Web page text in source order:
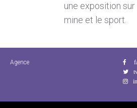
une exposition
mine et le sport.
Agence